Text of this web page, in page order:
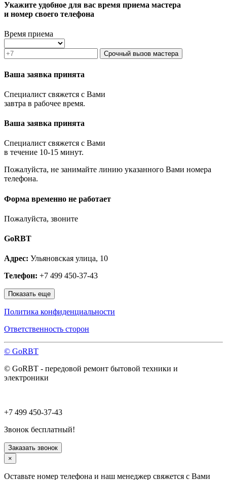
Жуковский
Зарайск
Зеленоград
Ивантеевка
Истра
Кашира
Клин
Королёв
Котельники
Красногорск
Краснознаменск
Кубинка
Ликино-Дулёво
Лобня
Луховицы
Люберцы
Малаховка
Можайск
Москва и МО
Наро-Фоминск
Ногинск
Одинцово
Ожерелье
Орехово-Зуево
Пересвет
Подольск
Протвино
Пущино
Раменское
Руза
Сергиев Посад
Серпухов
Солнечногорск
Старая Купавна
Ступино
Укажите удобное для вас время приема мастера
и номер своего телефона
Время приема
Срочный вызов мастера
Ваша заявка принята
Специалист свяжется с Вами
завтра в рабочее время.
Ваша заявка принята
Специалист свяжется с Вами
в течение 10-15 минут.
Пожалуйста, не занимайте линию указанного Вами номера
телефона.
Форма временно не работает
Пожалуйста, звоните
GoRBT
Адрес: Ульяновская улица, 10
Телефон: +7 499 450-37-43
Показать еще
Политика конфиденциальности
Ответственность сторон
© GoRBT
© GoRBT - передовой ремонт бытовой техники и
электроники
+7 499 450-37-43
Звонок бесплатный!
Заказать звонок
×
Оставьте номер телефона и наш менеджер свяжется с Вами